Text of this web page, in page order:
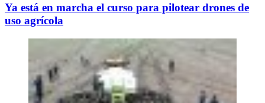
Ya está en marcha el curso para pilotear drones de
uso agrícola